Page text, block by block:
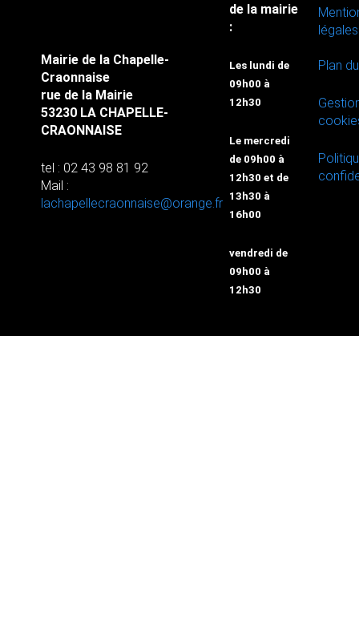
Mairie de la Chapelle-
Craonnaise
rue de la Mairie
53230 LA CHAPELLE-
CRAONNAISE
tel : 02 43 98 81 92
Mail :
lachapellecraonnaise@orange.fr
de la mairie
:
Les lundi de
09h00 à
12h30
Le mercredi
de 09h00 à
12h30 et de
13h30 à
16h00
vendredi de
09h00 à
12h30
légales
Plan